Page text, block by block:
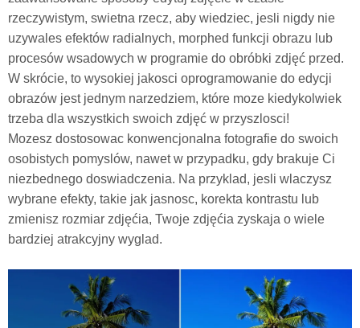
rzeczywistym, swietna rzecz, aby wiedziec, jesli nigdy nie
uzywales efektów radialnych, morphed funkcji obrazu lub
procesów wsadowych w programie do obróbki zdjęć przed.
W skrócie, to wysokiej jakosci oprogramowanie do edycji
obrazów jest jednym narzedziem, które moze kiedykolwiek
trzeba dla wszystkich swoich zdjęć w przyszlosci!
Mozesz dostosowac konwencjonalna fotografie do swoich
osobistych pomyslów, nawet w przypadku, gdy brakuje Ci
niezbednego doswiadczenia. Na przyklad, jesli wlaczysz
wybrane efekty, takie jak jasnosc, korekta kontrastu lub
zmienisz rozmiar zdjęćia, Twoje zdjęćia zyskaja o wiele
bardziej atrakcyjny wyglad.